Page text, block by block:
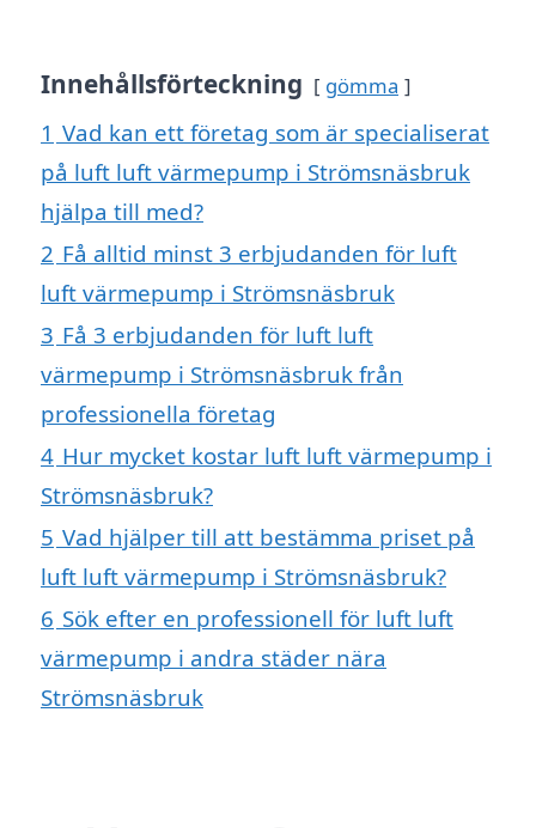
Innehållsförteckning gömma
1 Vad kan ett företag som är specialiserat
på luft luft värmepump i Strömsnäsbruk
hjälpa till med?
2 Få alltid minst 3 erbjudanden för luft
luft värmepump i Strömsnäsbruk
3 Få 3 erbjudanden för luft luft
värmepump i Strömsnäsbruk från
professionella företag
4 Hur mycket kostar luft luft värmepump i
Strömsnäsbruk?
5 Vad hjälper till att bestämma priset på
luft luft värmepump i Strömsnäsbruk?
6 Sök efter en professionell för luft luft
värmepump i andra städer nära
Strömsnäsbruk